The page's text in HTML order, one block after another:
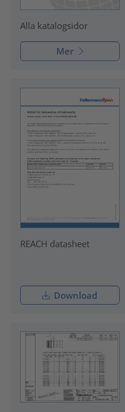
Alla katalogsidor
Mer
REACH datasheet
Download